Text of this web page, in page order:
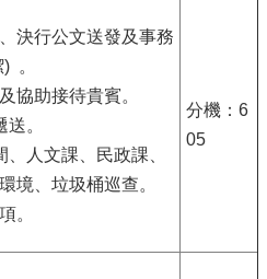
決行公文送發及事務
。
協助接待貴賓。
。
人文課、民政課、
境、垃圾桶巡查。
。
分機：6
05